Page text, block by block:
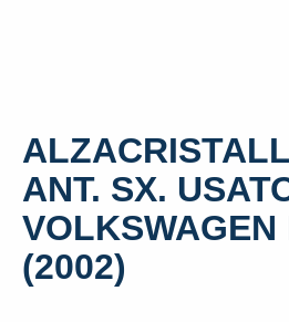
ANT. SX.
VOLKSWAGEN
(2002)